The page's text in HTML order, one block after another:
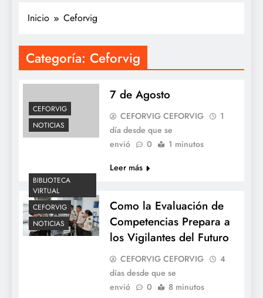
Inicio Ceforvig
Categoría: Ceforvig
CEFORVIG
NOTICIAS
7 de Agosto
CEFORVIG CEFORVIG
1
día desde que se
envió
0
1 minutos
Leer más
BIBLIOTECA
VIRTUAL
CEFORVIG
NOTICIAS
Como la Evaluación de
Competencias Prepara a
los Vigilantes del Futuro
CEFORVIG CEFORVIG
4
días desde que se
envió
0 8 minutos